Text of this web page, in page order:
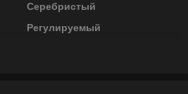
Серебристый
Регулируемый